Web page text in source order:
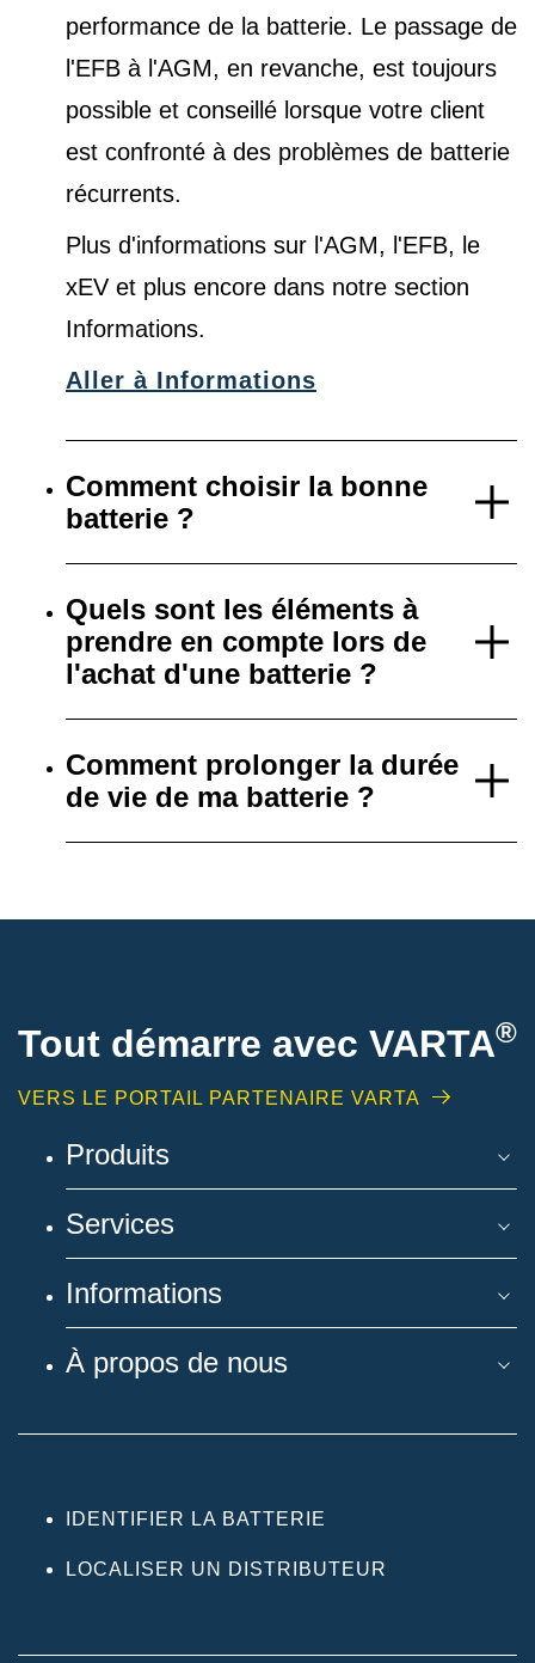
performance de la batterie. Le passage de
l'EFB à l'AGM, en revanche, est toujours
possible et conseillé lorsque votre client
est confronté à des problèmes de batterie
récurrents.
Plus d'informations sur l'AGM, l'EFB, le
xEV et plus encore dans notre section
Informations.
Aller à Informations
Comment choisir la bonne
batterie ?
Quels sont les éléments à
prendre en compte lors de
l'achat d'une batterie ?
Comment prolonger la durée
de vie de ma batterie ?
Tout démarre avec VARTA®
VERS LE PORTAIL PARTENAIRE VARTA
Produits
Services
Informations
À propos de nous
IDENTIFIER LA BATTERIE
LOCALISER UN DISTRIBUTEUR